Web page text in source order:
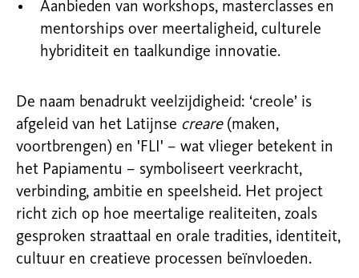
Aanbieden van workshops, masterclasses en
mentorships over meertaligheid, culturele
hybriditeit en taalkundige innovatie.
De naam benadrukt veelzijdigheid: ‘creole’ is
afgeleid van het Latijnse creare(maken,
voortbrengen) en 'FLI' – wat vlieger betekent in
het Papiamentu – symboliseert veerkracht,
verbinding, ambitie en speelsheid. Het project
richt zich op hoe meertalige realiteiten, zoals
gesproken straattaal en orale tradities, identiteit,
cultuur en creatieve processen beïnvloeden.